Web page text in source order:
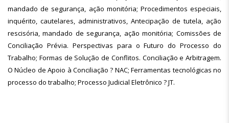
mandado de segurança, ação monitória; Procedimentos especiais,
inquérito, cautelares, administrativos, Antecipação de tutela, ação
rescisória, mandado de segurança, ação monitória; Comissões de
Conciliação Prévia. Perspectivas para o Futuro do Processo do
Trabalho; Formas de Solução de Conflitos. Conciliação e Arbitragem.
O Núcleo de Apoio à Conciliação ? NAC; Ferramentas tecnológicas no
processo do trabalho; Processo Judicial Eletrônico ? JT.